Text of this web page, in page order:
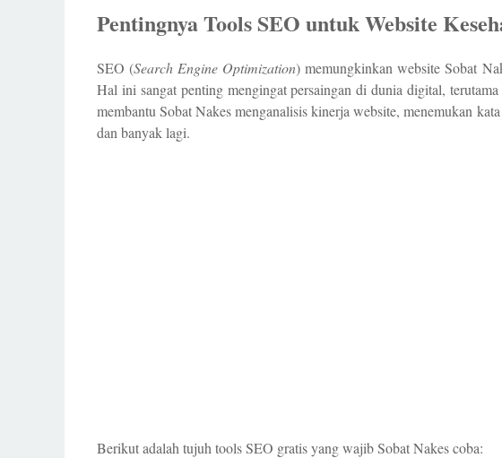
Pentingnya Tools SEO untuk Website
SEO (Search Engine Optimization) memungkinkan website Sobat
Hal ini sangat penting mengingat persaingan di dunia digital,
membantu Sobat Nakes menganalisis kinerja website, menemukan
dan banyak lagi.
Berikut adalah tujuh tools SEO gratis yang wajib Sobat Nakes coba: